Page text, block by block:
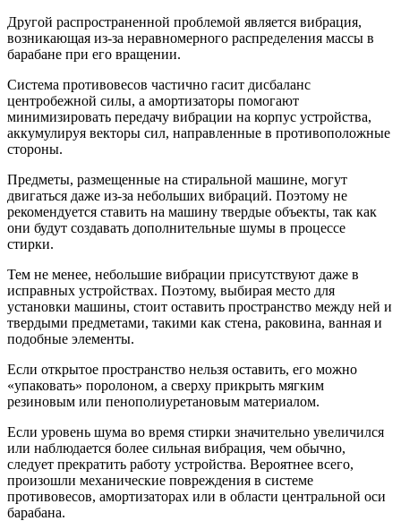
Другой распространенной проблемой является вибрация,
возникающая из-за неравномерного распределения массы в
барабане при его вращении.
Система противовесов частично гасит дисбаланс
центробежной силы, а амортизаторы помогают
минимизировать передачу вибрации на корпус устройства,
аккумулируя векторы сил, направленные в противоположные
стороны.
Предметы, размещенные на стиральной машине, могут
двигаться даже из-за небольших вибраций. Поэтому не
рекомендуется ставить на машину твердые объекты, так как
они будут создавать дополнительные шумы в процессе
стирки.
Тем не менее, небольшие вибрации присутствуют даже в
исправных устройствах. Поэтому, выбирая место для
установки машины, стоит оставить пространство между ней и
твердыми предметами, такими как стена, раковина, ванная и
подобные элементы.
Если открытое пространство нельзя оставить, его можно
«упаковать» поролоном, а сверху прикрыть мягким
резиновым или пенополиуретановым материалом.
Если уровень шума во время стирки значительно увеличился
или наблюдается более сильная вибрация, чем обычно,
следует прекратить работу устройства. Вероятнее всего,
произошли механические повреждения в системе
противовесов, амортизаторах или в области центральной оси
барабана.